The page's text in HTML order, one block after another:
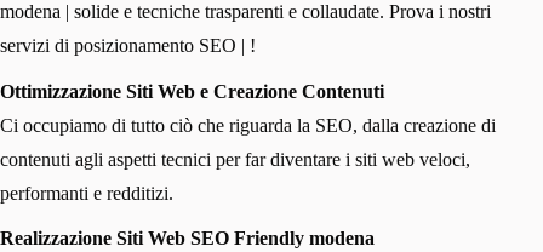
modena | solide e tecniche trasparenti e collaudate. Prova i nostri
servizi di posizionamento SEO | !
Ottimizzazione Siti Web e Creazione Contenuti
Ci occupiamo di tutto ciò che riguarda la SEO, dalla creazione di
contenuti agli aspetti tecnici per far diventare i siti web veloci,
performanti e redditizi.
Realizzazione Siti Web SEO Friendly modena